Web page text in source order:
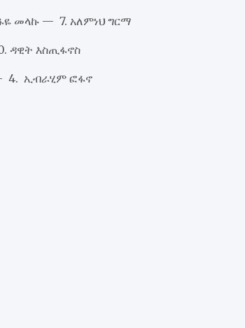
መላኩ — 7. አለምነህ ግርማ
ዳዊት እስጢፋኖስ
4. ኢብራሂም ፎፋኖ